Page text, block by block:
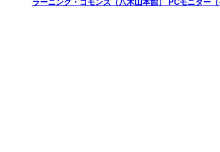
ラーニング・コモンズ（八木山本館） PCモニター